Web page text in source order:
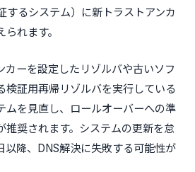
するシステム）に新トラストアンカ
れます。
カーを設定したリゾルバや古いソフ
検証用再帰リゾルバを実行している
ムを見直し、ロールオーバーへの準
推奨されます。システムの更新を怠
以降、DNS解決に失敗する可能性が